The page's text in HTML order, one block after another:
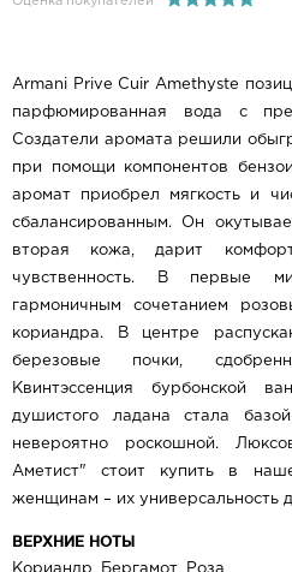
Armani Prive Cuir Amethyste
парфюмированная вода с
Создатели аромата решили
при помощи компонентов
аромат приобрел мягкость и
сбалансированным. Он
вторая кожа, дарит
чувственность. В первые
гармоничным сочетанием
кориандра. В центре
березовые почки,
Квинтэссенция бурбонской
душистого ладана стала
невероятно роскошной.
Аметист" стоит купить в
женщинам – их универсальность
ВЕРХНИЕ НОТЫ